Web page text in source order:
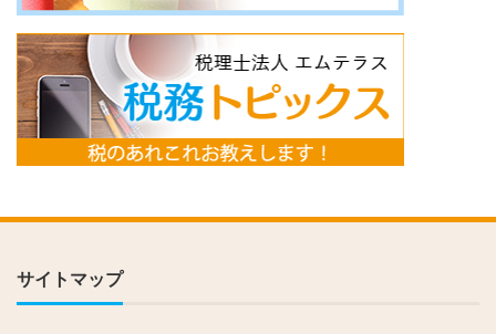
サイトマップ